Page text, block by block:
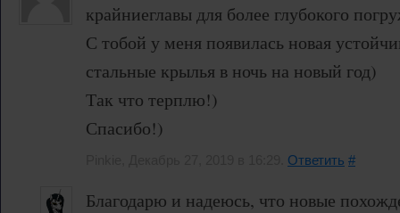
крайниеглавы для более глубокого
С тобой у меня появилась новая
стальные крылья в ночь на новый год)
Так что терплю!)
Спасибо!)
Ответить #
Благодарю и надеюсь, что новые